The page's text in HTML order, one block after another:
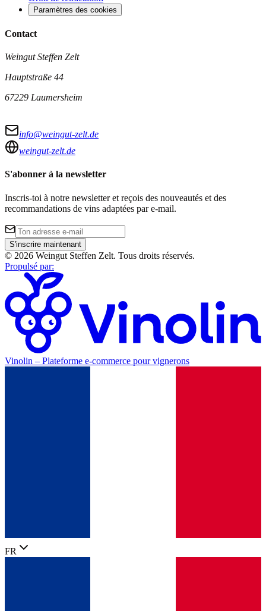
Paramètres des cookies
Contact
Weingut Steffen Zelt
Hauptstraße 44
67229 Laumersheim
info@weingut-zelt.de
weingut-zelt.de
S'abonner à la newsletter
Inscris-toi à notre newsletter et reçois des nouveautés et des
recommandations de vins adaptées par e-mail.
S'inscrire maintenant
© 2026 Weingut Steffen Zelt. Tous droits réservés.
Propulsé par:
Vinolin – Plateforme e-commerce pour vignerons
FR